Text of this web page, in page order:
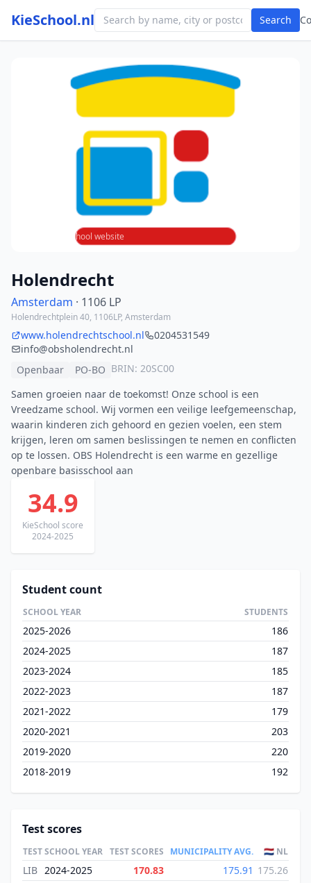
KieSchool.nl Search
Photo from school website
Holendrecht
Amsterdam · 1106 LP
Holendrechtplein 40, 1106LP, Amsterdam
www.holendrechtschool.nl
0204531549
info@obsholendrecht.nl
Openbaar
PO-BO BRIN: 20SC00
Samen groeien naar de toekomst! Onze school is een
Vreedzame school. Wij vormen een veilige leefgemeenschap,
waarin kinderen zich gehoord en gezien voelen, een stem
krijgen, leren om samen beslissingen te nemen en conflicten
op te lossen. OBS Holendrecht is een warme en gezellige
openbare basisschool aan
34.9
KieSchool score
2024-2025
Student count
SCHOOL YEAR STUDENTS
2025-2026
186
2024-2025
187
2023-2024
185
2022-2023
187
2021-2022
179
2020-2021
203
2019-2020
220
2018-2019
192
Test scores
TESTSCHOOL YEAR TEST SCORES MUNICIPALITY AVG. 🇳🇱 NL
LIB 2024-2025 170.83 175.91 175.26